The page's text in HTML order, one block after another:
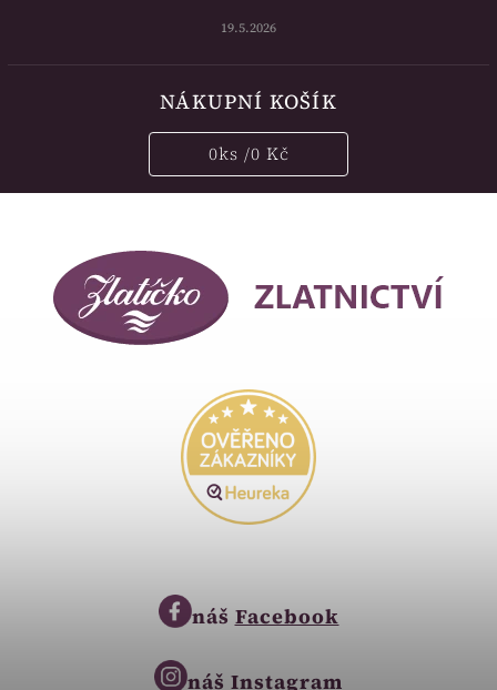
19.5.2026
NÁKUPNÍ KOŠÍK
0ks /0 Kč
náš Facebook
náš Instagram